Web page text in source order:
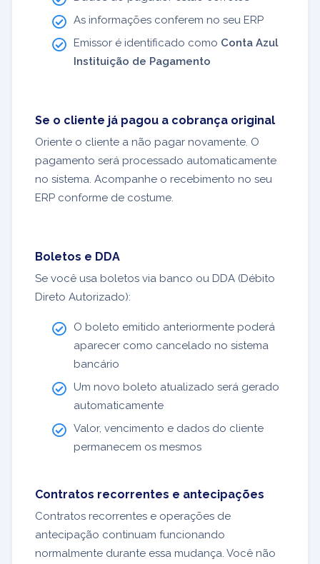
As informações conferem no seu ERP
Emissor é identificado como Conta Azul
Instituição de Pagamento
Se o cliente já pagou a cobrança original
Oriente o cliente a não pagar novamente. O
pagamento será processado automaticamente
no sistema. Acompanhe o recebimento no seu
ERP conforme de costume.
Boletos e DDA
Se você usa boletos via banco ou DDA (Débito
Direto Autorizado):
O boleto emitido anteriormente poderá
aparecer como cancelado no sistema
bancário
Um novo boleto atualizado será gerado
automaticamente
Valor, vencimento e dados do cliente
permanecem os mesmos
Contratos recorrentes e antecipações
Contratos recorrentes e operações de
antecipação continuam funcionando
normalmente durante essa mudança. Você não